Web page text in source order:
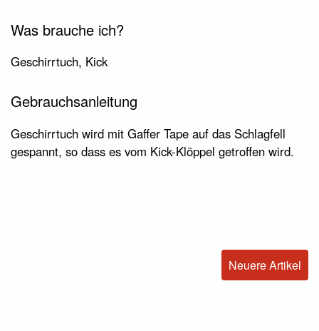
Was brauche ich?
Geschirrtuch, Kick
Gebrauchsanleitung
Geschirrtuch wird mit Gaffer Tape auf das Schlagfell
gespannt, so dass es vom Kick-Klöppel getroffen wird.
Neuere Artikel